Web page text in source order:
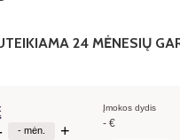
24 MĖNESIŲ